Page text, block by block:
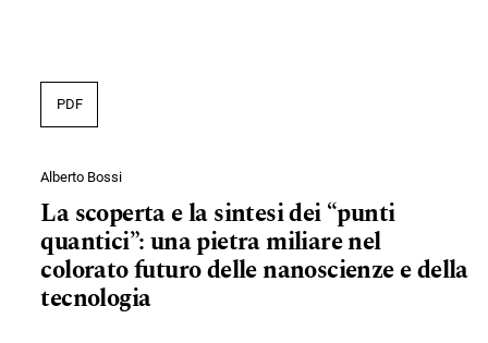
PDF
Alberto Bossi
La scoperta e la sintesi dei “punti
quantici”: una pietra miliare nel
colorato futuro delle nanoscienze e della
tecnologia